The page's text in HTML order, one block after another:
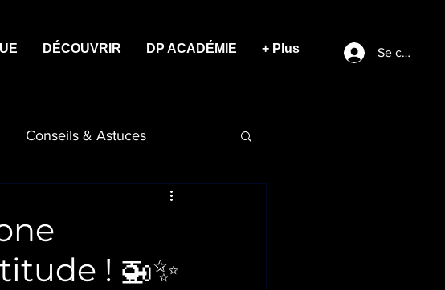
DÉCOUVRIR DP ACADÉMIE + Plus Se
Conseils & Astuces
! 🚁✨